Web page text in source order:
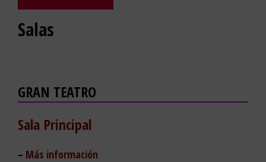
Salas
GRAN TEATRO
Sala Principal
– Más información